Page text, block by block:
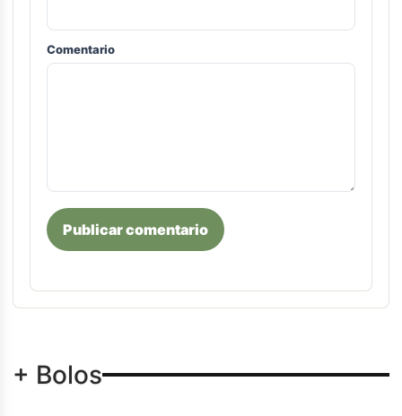
Comentario
Publicar comentario
+ Bolos